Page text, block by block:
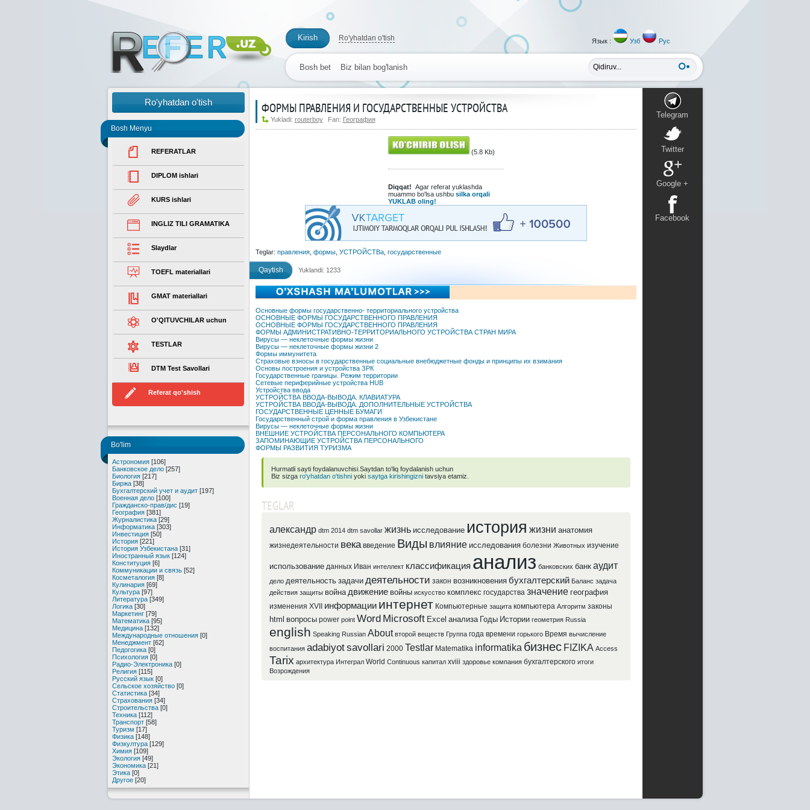
Kirish Ro'yhatdan o'tish Язык : Узб Рус
Bosh bet Biz bilan bog'lanish
Ro'yhatdan o'tish
Bosh Menyu
REFERATLAR
DIPLOM ishlari
KURS ishlari
INGLIZ TILI GRAMATIKA
Slaydlar
TOEFL materiallari
GMAT materiallari
O'QITUVCHILAR uchun
TESTLAR
DTM Test Savollari
Referat qo'shish
Bo'lim
Астрономия [106]
Банковское дело [257]
Биология [217]
Биржа [38]
Бухгалтерский учет и аудит [197]
Военная дело [100]
Гражданско-прав/дис [19]
География [381]
Журналистика [29]
Информатика [303]
Инвестиция [50]
История [221]
История Узбекистана [31]
Иностранный язык [124]
Конституция [6]
Коммуникации и связь [52]
Косметалогия [8]
Кулинария [69]
Культура [97]
Литература [349]
Логика [30]
Маркетинг [79]
Математика [95]
Медицина [132]
Международные отношения [0]
Менеджмент [62]
Педогогика [0]
Психология [0]
Радио-Электроника [0]
Религия [115]
Русский язык [0]
Сельское хозяйство [0]
Статистика [34]
Страхования [34]
Строительства [0]
Техника [112]
Транспорт [58]
Туризм [17]
Физика [148]
Физкултура [129]
Химия [109]
Экология [49]
Экономика [21]
Этика [0]
Другое [20]
Telegram
Twitter
Google +
Facebook
ФОРМЫ ПРАВЛЕНИЯ И ГОСУДАРСТВЕННЫЕ УСТРОЙСТВА
Yukladi: routerboy Fan: География
(5.8 Kb)
Diqqat! Agar referat yuklashda
muammo bo'lsa ushbu silka orqali
YUKLAB oling!
Teglar: правления, формы, УСТРОЙСТВа, государственные
Qaytish Yuklandi: 1233
Основные формы государственно- территориального устройства
ОСНОВНЫЕ ФОРМЫ ГОСУДАРСТВЕННОГО ПРАВЛЕНИЯ
ОСНОВНЫЕ ФОРМЫ ГОСУДАРСТВЕННОГО ПРАВЛЕНИЯ
ФОРМЫ АДМИНИСТРАТИВНО-ТЕРРИТОРИАЛЬНОГО УСТРОЙСТВА СТРАН МИРА
Вирусы — неклеточные формы жизни
Вирусы — неклеточные формы жизни 2
Формы иммунитета
Страховые взносы в государственные социальные внебюджетные фонды и принципы их взимания
Основы построения и устройства ЗРК
Государственные границы. Режим территории
Сетевые периферийные устройства HUB
Устройства ввода
УСТРОЙСТВА ВВОДА-ВЫВОДА. КЛАВИАТУРА
УСТРОЙСТВА ВВОДА-ВЫВОДА. ДОПОЛНИТЕЛЬНЫЕ УСТРОЙСТВА
ГОСУДАРСТВЕННЫЕ ЦЕННЫЕ БУМАГИ
Государственный строй и форма правления в Узбекистане
Вирусы — неклеточные формы жизни
ВНЕШНИЕ УСТРОЙСТВА ПЕРСОНАЛЬНОГО КОМПЬЮТЕРА
ЗАПОМИНАЮЩИЕ УСТРОЙСТВА ПЕРСОНАЛЬНОГО
ФОРМЫ РАЗВИТИЯ ТУРИЗМА
Hurmatli sayti foydalanuvchisi.Saytdan to'liq foydalanish uchun
Biz sizga ro'yhatdan o'tishniyoki saytga kirishingiznitavsiya etamiz.
TEGLAR
александр dtm 2014 dtm savollar жизнь исследование история жизни анатомия
жизнедеятельности века введение Виды влияние исследования болезни Животных изучение
использование данных Иван интеллект классификация анализ банковских банк аудит
дело деятельность задачи деятельности закон возникновения бухгалтерский Баланс задача
действия защиты война движение войны искусство комплекс государства значение география
изменения XVII информации интернет Компьютерные защита компьютера Алгоритм законы
html вопросы power point Word Microsoft Excel анализа Годы Истории геометрия Russia
english Speaking Russian About второй веществ Группа года времени горького Время вычисление
воспитания adabiyotsavollari 2000 Testlar Matematika informatika бизнес FIZIKA Access
Tarix архитектура Интеграл World Continuous капитал xviii здоровье компания бухгалтерского итоги
Возрождения